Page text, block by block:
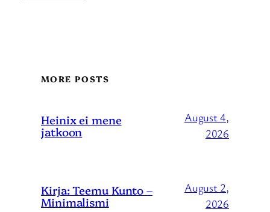
MORE POSTS
Heinix ei mene
jatkoon
August 4,
2026
Kirja: Teemu Kunto –
Minimalismi
August 2,
2026